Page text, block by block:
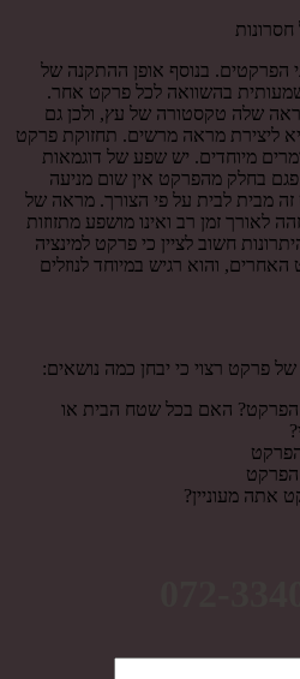
הפרקטים. בנוסף אופן ההתקנה של
בהשוואה לכל פרקט אחר.
שלה טקסטורה של עץ, ולכן גם
ליצירת מראה מרשים. תחזוקת פרקט
מיוחדים. יש שפע של דוגמאות
פגם בחלק מהפרקט אין שום מניעה
זה מבית לבית על פי הצורך. מראה של
לאורך זמן רב ואינו מושפע מתזוזות
חשוב לציין כי פרקט למינציה
והוא רגיש במיוחד לנוזלים
פרקט רצוי כי יבחן כמה נושאים:
הפרקט? האם בכל שטח הבית או
הפרקט
אתה מעוניין?